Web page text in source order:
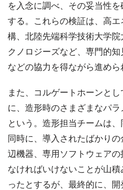
を入念に調べ、その妥当性
する。これらの検証は、高
構、北陸先端科学技術大学
クノロジーズなど、専門的
などの協力を得ながら進めら
また、コルゲートホーンと
に、造形時のさまざまなパ
という。造形担当チームは
同時に、導入されたばかり
辺機器、専用ソフトウェア
なければいけないことが山
ったとするが、最終的に、